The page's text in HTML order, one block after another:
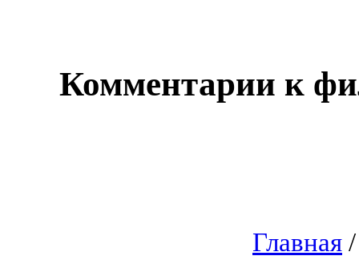
Комментарии к
Главная